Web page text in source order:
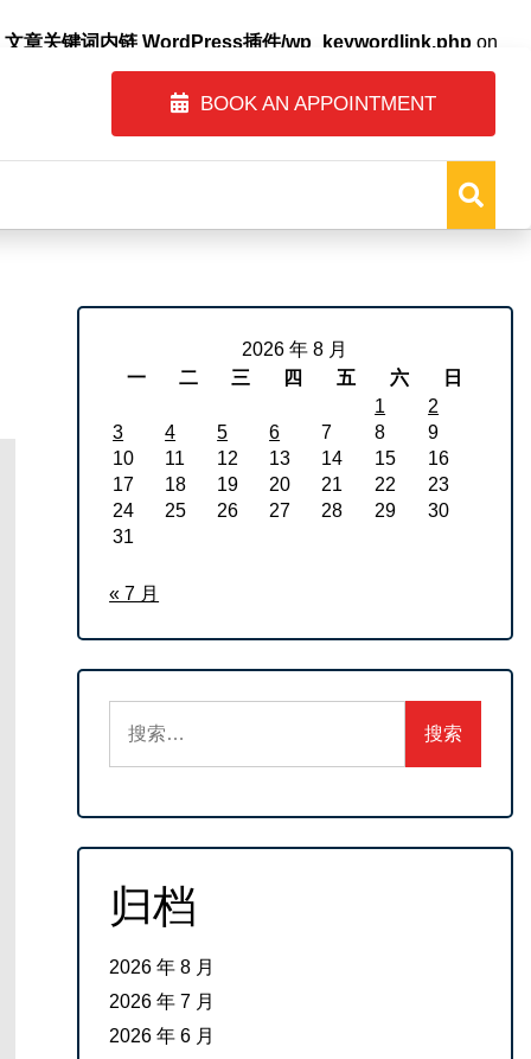
章关键词内链 WordPress插件/wp_keywordlink.php on
BOOK AN APPOINTMENT
2026 年 8 月
一
二 三 四 五 六
日
1
2
3
4 5 6 7 8
9
10
11 12 13 14 15
16
17
18 19 20 21 22
23
24
25 26 27 28 29
30
31
« 7 月
索：
归档
2026 年 8 月
2026 年 7 月
2026 年 6 月